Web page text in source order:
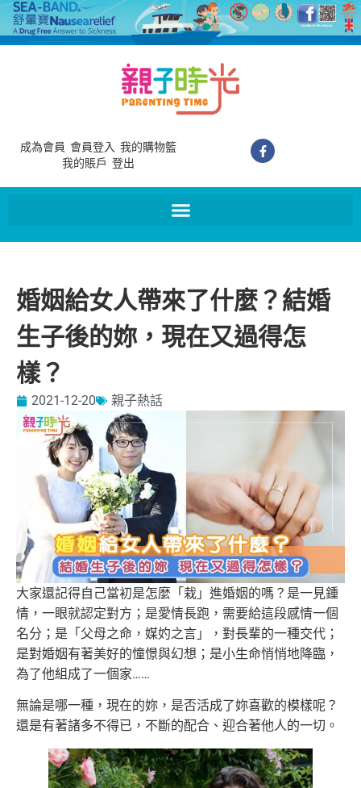
成為會員 會員登入 我的購物籃
我的賬戶 登出
婚姻給女人帶來了什麼？結婚
生子後的妳，現在又過得怎
樣？
2021-12-20 親子熱話
大家還記得自己當初是怎麼「栽」進婚姻的嗎？是一見鍾
情，一眼就認定對方；是愛情長跑，需要給這段感情一個
名分；是「父母之命，媒妁之言」，對長輩的一種交代；
是對婚姻有著美好的憧憬與幻想；是小生命悄悄地降臨，
為了他組成了一個家……
無論是哪一種，現在的妳，是否活成了妳喜歡的模樣呢？
還是有著諸多不得已，不斷的配合、迎合著他人的一切。